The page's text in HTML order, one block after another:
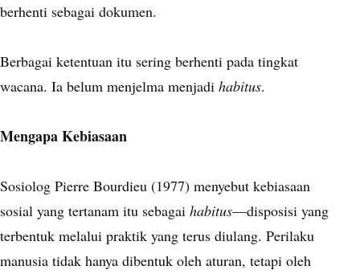
berhenti sebagai dokumen.
Berbagai ketentuan itu sering berhenti pada tingkat
wacana. Ia belum menjelma menjadi habitus.
Mengapa Kebiasaan
Sosiolog Pierre Bourdieu (1977) menyebut kebiasaan
sosial yang tertanam itu sebagai habitus—disposisi yang
terbentuk melalui praktik yang terus diulang. Perilaku
manusia tidak hanya dibentuk oleh aturan, tetapi oleh